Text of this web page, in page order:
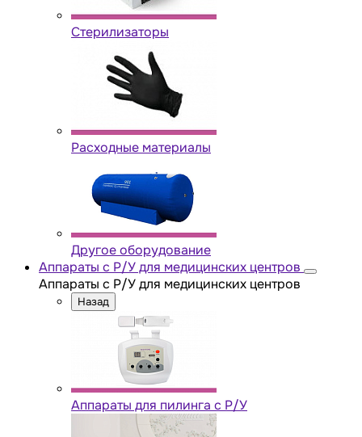
Стерилизаторы
Расходные материалы
Другое оборудование
Аппараты с Р/У для медицинских центров
Аппараты с Р/У для медицинских центров
Назад
Аппараты для пилинга с Р/У